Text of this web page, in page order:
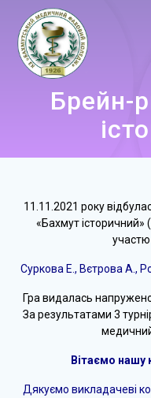
Брейн-
11.11.2021 року
«Бахмут
участю
Суркова Е., Вєтрова А.,
Гра видалась
За результатами 3
Вітаємо
Дякуємо викладачеві